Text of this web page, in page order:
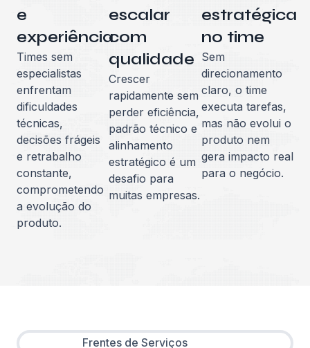
e
experiência
Times sem
especialistas
enfrentam
dificuldades
técnicas,
decisões frágeis
e retrabalho
constante,
comprometendo
a evolução do
produto.
escalar
com
qualidade
Crescer
rapidamente sem
perder eficiência,
padrão técnico e
alinhamento
estratégico é um
desafio para
muitas empresas.
estratégica
no time
Sem
direcionamento
claro, o time
executa tarefas,
mas não evolui o
produto nem
gera impacto real
para o negócio.
Frentes de Serviços